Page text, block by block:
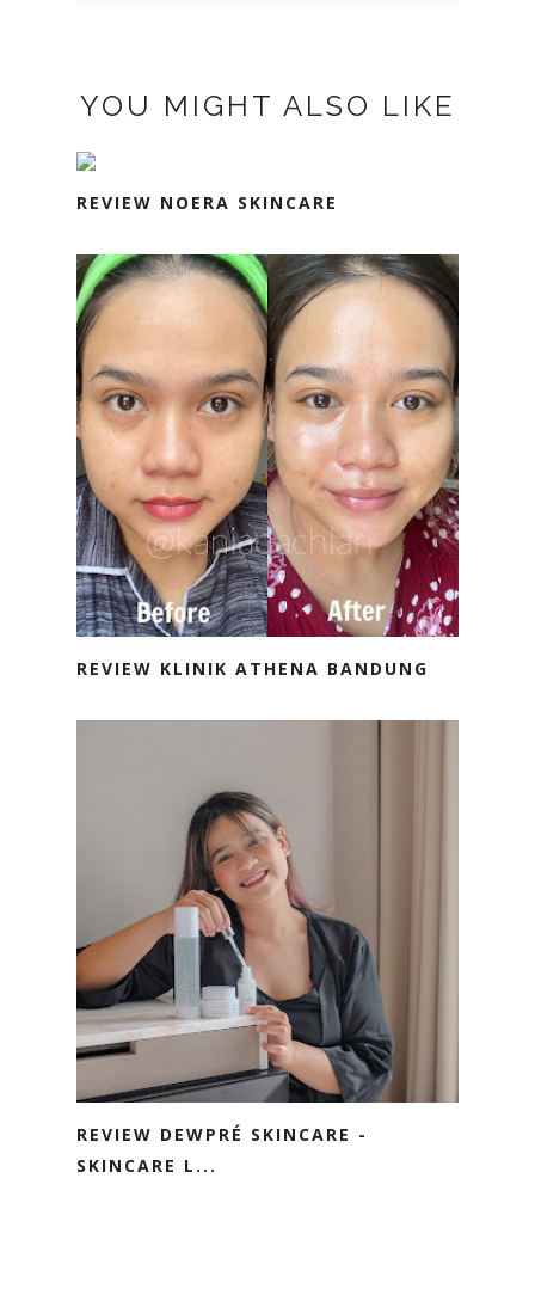
YOU MIGHT ALSO LIKE
REVIEW NOERA SKINCARE
REVIEW KLINIK ATHENA BANDUNG
REVIEW DEWPRÉ SKINCARE -
SKINCARE L...